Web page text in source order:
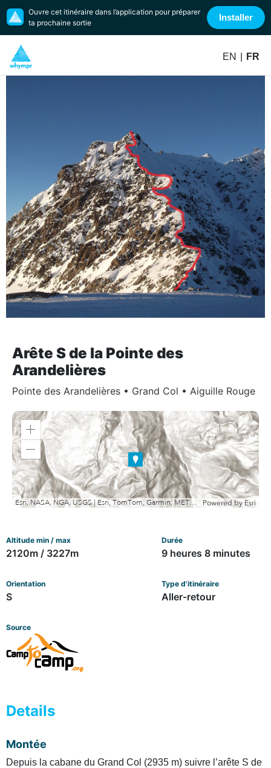
EN FR
Ouvre cet itinéraire dans l’application pour préparer
ta prochaine sortie
Installer
Arête S de la Pointe des
Arandelières
Pointe des Arandelières • Grand Col • Aiguille Rouge
Zoom
Zoom
out
Esri, NASA, NGA, USGS | Esri, TomTom, Garmin, METI/NASA, USGS Powered by Esri
Altitude min / max
2120m / 3227m
Durée
9 heures 8 minutes
Orientation
S
Type d'itinéraire
Aller-retour
Source
Details
Montée
Depuis la cabane du Grand Col (2935 m) suivre l’arête S de